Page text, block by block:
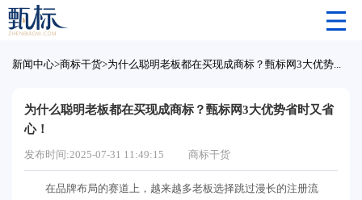
新闻中心>商标干货> 为什么聪明老板都在买现成商标？甄标网3大优势省时又省心！
为什么聪明老板都在买现成商标？甄标网3大优势省时又省
心！
发布时间:2025-07-31 11:49:15 商标干货
在品牌布局的赛道上，越来越多老板选择跳过漫长的注册流